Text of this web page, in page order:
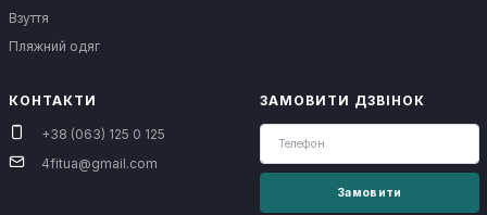
Взуття
Пляжний одяг
КОНТАКТИ
+38 (063) 125 0 125
4fitua@gmail.com
ЗАМОВИТИ ДЗВІНОК
Замовити